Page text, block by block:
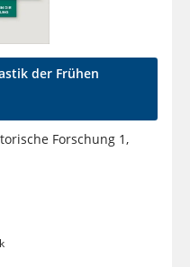
der Frühen
Forschung 1,